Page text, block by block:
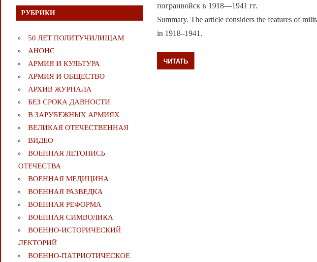
погранвойск в 1918—1941 гг.
Summary. The article considers the features of
in 1918–1941.
ЧИТАТЬ
РУБРИКИ
50 ЛЕТ ПОЛИТУЧИЛИЩАМ
АНОНС
АРМИЯ И КУЛЬТУРА
АРМИЯ И ОБЩЕСТВО
АРХИВ ЖУРНАЛА
БЕЗ СРОКА ДАВНОСТИ
В ЗАРУБЕЖНЫХ АРМИЯХ
ВЕЛИКАЯ ОТЕЧЕСТВЕННАЯ
ВИДЕО
ВОЕННАЯ ЛЕТОПИСЬ
ОТЕЧЕСТВА
ВОЕННАЯ МЕДИЦИНА
ВОЕННАЯ РАЗВЕДКА
ВОЕННАЯ РЕФОРМА
ВОЕННАЯ СИМВОЛИКА
ВОЕННО-ИСТОРИЧЕСКИЙ
ЛЕКТОРИЙ
ВОЕННО-ПАТРИОТИЧЕСКОЕ